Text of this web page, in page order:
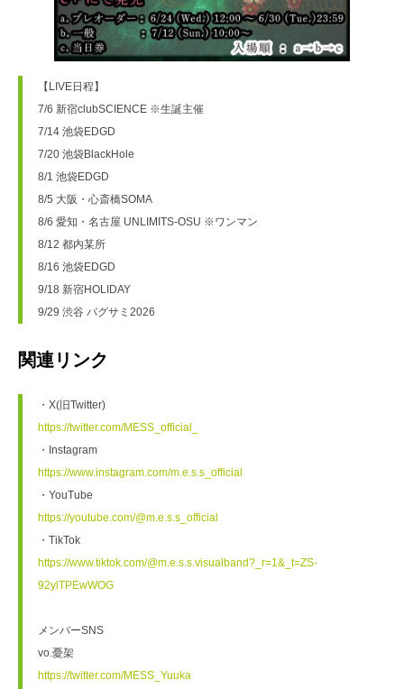
【LIVE日程】
7/6 新宿clubSCIENCE ※生誕主催
7/14 池袋EDGD
7/20 池袋BlackHole
8/1 池袋EDGD
8/5 大阪・心斎橋SOMA
8/6 愛知・名古屋 UNLIMITS-OSU ※ワンマン
8/12 都内某所
8/16 池袋EDGD
9/18 新宿HOLIDAY
9/29 渋谷 バグサミ2026
関連リンク
・X(旧Twitter)
https://twitter.com/MESS_official_
・Instagram
https://www.instagram.com/m.e.s.s_official
・YouTube
https://youtube.com/@m.e.s.s_official
・TikTok
https://www.tiktok.com/@m.e.s.s.visualband?_r=1&_t=ZS-
92ylTPEwWOG
メンバーSNS
vo.憂架
https://twitter.com/MESS_Yuuka